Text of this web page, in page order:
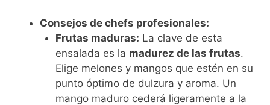
Consejos de chefs profesionales:
Frutas maduras: La clave de esta
ensalada es la madurez de las frutas.
Elige melones y mangos que estén en su
punto óptimo de dulzura y aroma. Un
mango maduro cederá ligeramente a la